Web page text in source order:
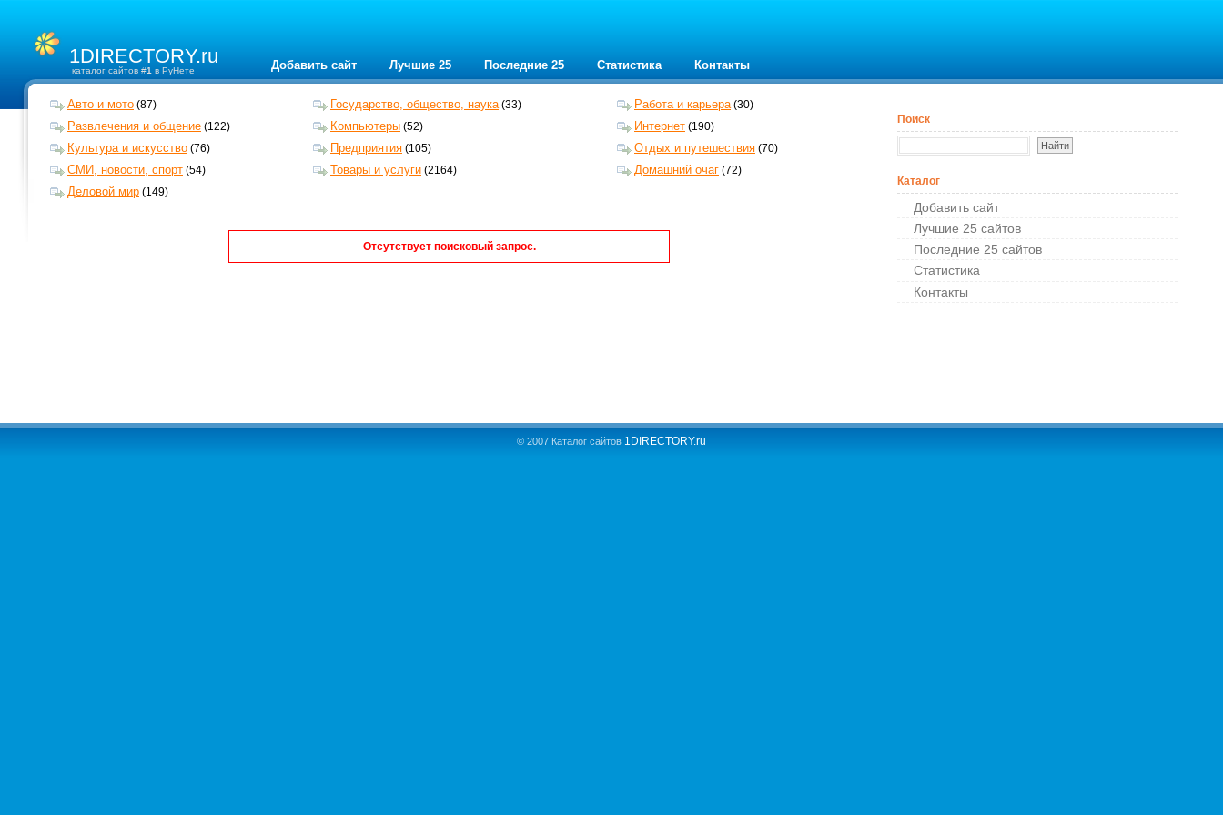
1DIRECTORY.ru
каталог сайтов #1 в РуНете Добавить сайт Лучшие 25 Последние 25 Cтатистика Контакты
Авто и мото (87) Государство, общество, наука(33) Работа и карьера(30)
Развлечения и общение (122) Компьютеры (52) Интернет (190)
Культура и искусство (76) Предприятия (105) Отдых и путешествия (70)
СМИ, новости, спорт (54) Товары и услуги (2164) Домашний очаг (72)
Деловой мир (149)
Отсутствует поисковый запрос.
Поиск
Каталог
Добавить сайт
Лучшие 25 сайтов
Последние 25 сайтов
Cтатистика
Контакты
© 2007 Каталог сайтов 1DIRECTORY.ru